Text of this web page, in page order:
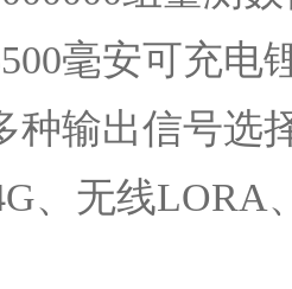
毫安可充电
种输出信号选
、无线LORA